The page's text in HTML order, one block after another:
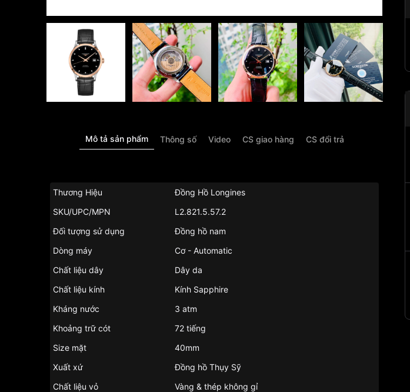
Mô tả sản phẩm Thông số Video CS giao hàng CS đổi trả
Thương Hiệu
Đồng Hồ Longines
SKU/UPC/MPN
L2.821.5.57.2
Đối tượng sử dụng
Đồng hồ nam
Dòng máy
Cơ - Automatic
Chất liệu dây
Dây da
Chất liệu kính
Kính Sapphire
Kháng nước
3 atm
Khoảng trữ cót
72 tiếng
Size mặt
40mm
Xuất xứ
Đồng hồ Thụy Sỹ
Chất liệu vỏ
Vàng & thép không gỉ